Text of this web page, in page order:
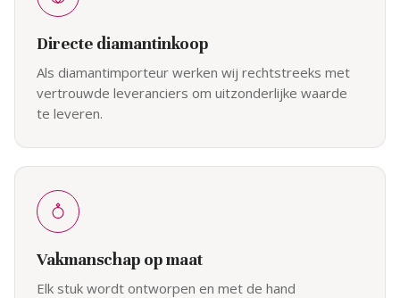
Directe diamantinkoop
Als diamantimporteur werken wij rechtstreeks met
vertrouwde leveranciers om uitzonderlijke waarde
te leveren.
Vakmanschap op maat
Elk stuk wordt ontworpen en met de hand